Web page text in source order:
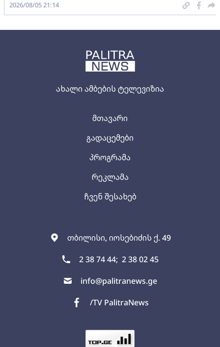
ახალი ამბების ტელევიზია
თბილისი, იოსებიძის ქ. 49
2 38 74 44; 2 38 02 45
info@palitranews.ge
/TV PalitraNews
მთავარი
გადაცემები
პროგრამა
რეკლამა
ჩვენ შესახებ
2026/08/05 21:14